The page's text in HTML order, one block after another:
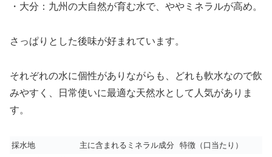
・大分：九州の大自然が育む水で、ややミネラルが高め。
さっぱりとした後味が好まれています。
それぞれの水に個性がありながらも、どれも軟水なので飲
みやすく、日常使いに最適な天然水として人気がありま
す。
採水地 主に含まれるミネラル成分
特徴（口当たり）